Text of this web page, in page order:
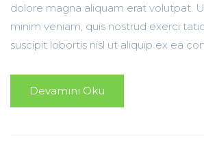
dolore magna aliquam erat volutpat.
minim veniam, quis nostrud exerci
suscipit lobortis nisl ut aliquip ex ea
Devamını Oku